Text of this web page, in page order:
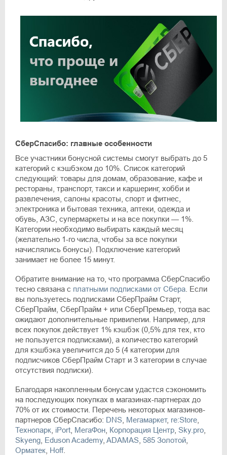
СберСпасибо: главные особенности
Все участники бонусной системы смогут выбрать до 5
категорий с кэшбэком до 10%. Список категорий
следующий: товары для домам, образование, кафе и
рестораны, транспорт, такси и каршеринг, хобби и
развлечения, салоны красоты, спорт и фитнес,
электроника и бытовая техника, аптеки, одежда и
обувь, АЗС, супермаркеты и на все покупки — 1%.
Категории необходимо выбирать каждый месяц
(желательно 1-го числа, чтобы за все покупки
начислялись бонусы). Подключение категорий
занимает не более 15 минут.
Обратите внимание на то, что программа СберСпасибо
тесно связана с платными подписками от Сбера . Если
вы пользуетесь подписками СберПрайм Старт,
СберПрайм, СберПрайм + или СберПремьер, тогда вас
ожидают дополнительные привилегии. Например, для
всех покупок действует 1% кэшбэк (0,5% для тех, кто
не пользуется подписками), а количество категорий
для кэшбэка увеличится до 5 (4 категории для
подписчиков СберПрайм Старт и 3 категории в случае
отсутствия подписки).
Благодаря накопленным бонусам удастся сэкономить
на последующих покупках в магазинах-партнерах до
70% от их стоимости. Перечень некоторых магазинов-
партнеров СберСпасибо: DNS Мегамаркет, re:Store
Технопарк iPort МегаФон Корпорация Центр Sky.pro
Skyeng Eduson Academy, ADAMAS 585 Золотой
Орматек Hoff.